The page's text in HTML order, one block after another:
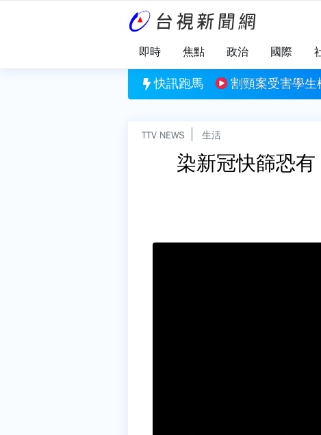
即時 焦點 政治 國際
快訊跑馬
割頸案受害學生楊承勳姓名公開 楊爸爸：是遲來正
TTV NEWS 生活
染新冠快篩恐